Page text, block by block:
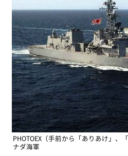
PHOTOEX（手前から「ありあけ」
ナダ海軍